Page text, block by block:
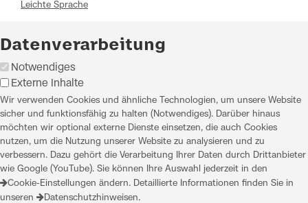
Leichte Sprache
Datenverarbeitung
Notwendiges
Externe Inhalte
Wir verwenden Cookies und ähnliche Technologien, um unsere Website
sicher und funktionsfähig zu halten (Notwendiges). Darüber hinaus
möchten wir optional externe Dienste einsetzen, die auch Cookies
nutzen, um die Nutzung unserer Website zu analysieren und zu
verbessern. Dazu gehört die Verarbeitung Ihrer Daten durch Drittanbieter
wie Google (YouTube). Sie können Ihre Auswahl jederzeit in den
Cookie-Einstellungen ändern. Detaillierte Informationen finden Sie in
unseren
Datenschutzhinweisen.